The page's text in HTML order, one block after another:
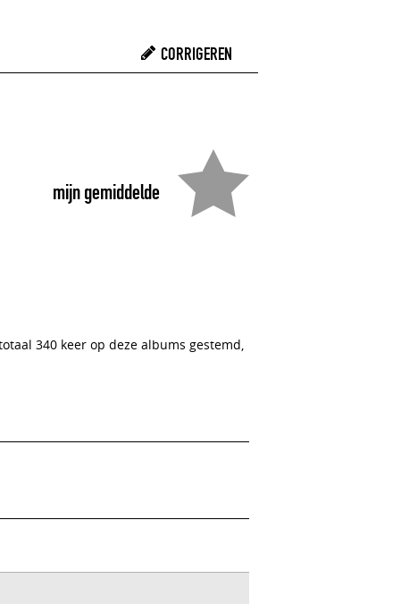
CORRIGEREN
mijn gemiddelde
340 keer op deze albums gestemd,